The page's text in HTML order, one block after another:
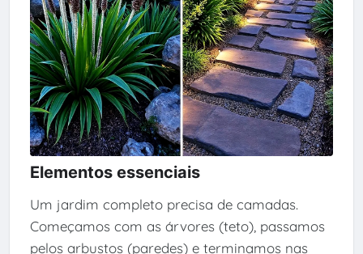
Elementos essenciais
Um jardim completo precisa de camadas.
Começamos com as árvores (teto), passamos
pelos arbustos (paredes) e terminamos nas